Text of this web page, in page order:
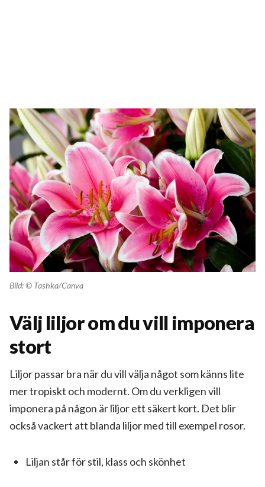
Bild: © Tashka/Canva
Välj liljor om du vill imponera
stort
Liljor passar bra när du vill välja något som känns lite
mer tropiskt och modernt. Om du verkligen vill
imponera på någon är liljor ett säkert kort. Det blir
också vackert att blanda liljor med till exempel rosor.
Liljan står för stil, klass och skönhet